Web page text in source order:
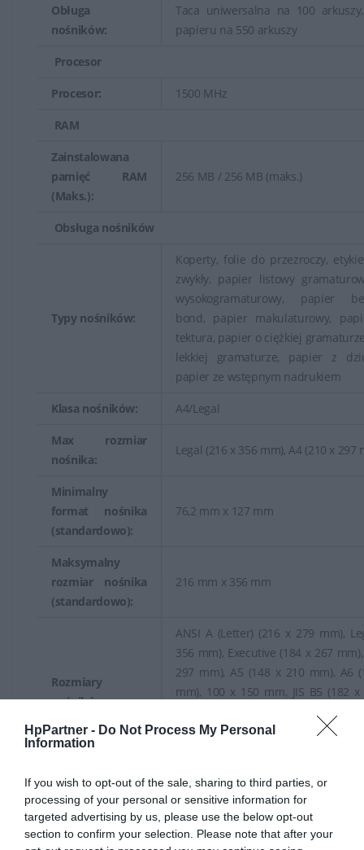
HpPartner - Do Not Process My Personal
Information
If you wish to opt-out of the sale, sharing to third parties, or
processing of your personal or sensitive information for
targeted advertising by us, please use the below opt-out
section to confirm your selection. Please note that after your
Obługa
nośników:
Taca uniwersalna na 100
papieru na 550 arkuszy
Procesor
Procesor: 1500 MHz
RAM
Zainstalowana
pamięć RAM
(Maks.):
256 MB / 256 MB (maks.)
Obsługa nośników
Typy nośników:
Koperty, folie do przezroczy,
zwykły, papier listowy
wysokogramaturowy, papier
bond, papier makulaturowy,
tektura, papier o ciężkiej
lekkiej gramaturze, papier z
papier ze wstępnym nadrukiem
Klasa nośników: A4/Legal
Max rozmiar
nośnika:
Legal (216 x 356 mm), A4 (210 x 297
Minimalny
format nośnika
(standardowo):
76,2 mm x 127 mm
Maksymalny
rozmiar nośnika
(standardowo):
216 mm x 356 mm
Rozmiary
nośników:
ANSI A (Letter) (216 x 279 mm),
356 mm), Executive (184 x 267
297 mm), A5 (148 x 210 mm), A6
mm), 100 x 150 mm, JIS B5 (182
mm, Oficio (216 x 343 mm), JIS B6
Rozmiary kopert:
US No 10 (104,7 x 241,3 mm),
DL (110 x 220 mm),
229 mm), Międzynarodowy C5 (162
Monarch (98,4 x 190,5 mm)